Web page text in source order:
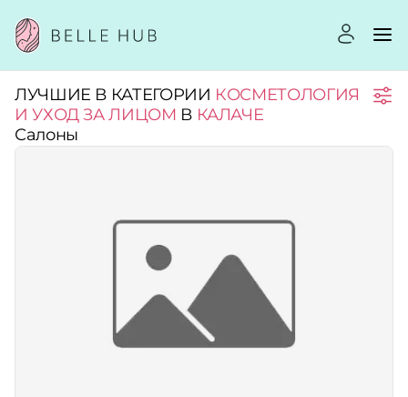
Город:
ЛУЧШИЕ В КАТЕГОРИИ КОСМЕТОЛОГИЯ
И УХОД ЗА ЛИЦОМ В КАЛАЧЕ
Салоны